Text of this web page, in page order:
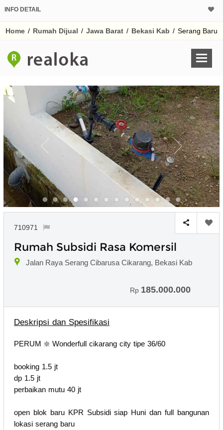
INFO DETAIL
Home / Rumah Dijual / Jawa Barat / Bekasi Kab / Serang Baru
710971
Rumah Subsidi Rasa Komersil
Jalan Raya Serang Cibarusa Cikarang, Bekasi Kab
Rp 185.000.000
Deskripsi dan Spesifikasi
PERUM ❇️ Wonderfull cikarang city tipe 36/60
booking 1.5 jt
dp 1.5 jt
perbaikan mutu 40 jt
open blok baru KPR Subsidi siap Huni dan full bangunan
lokasi serang baru
Harga Rp
Untuk hasil simulasi
pada kotak-
Simpan